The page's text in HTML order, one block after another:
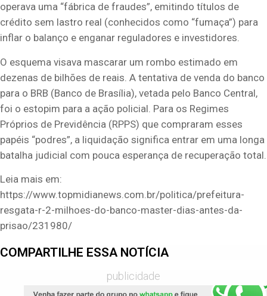
operava uma “fábrica de fraudes”, emitindo títulos de
crédito sem lastro real (conhecidos como “fumaça”) para
inflar o balanço e enganar reguladores e investidores.
O esquema visava mascarar um rombo estimado em
dezenas de bilhões de reais. A tentativa de venda do banco
para o BRB (Banco de Brasília), vetada pelo Banco Central,
foi o estopim para a ação policial. Para os Regimes
Próprios de Previdência (RPPS) que compraram esses
papéis “podres”, a liquidação significa entrar em uma longa
batalha judicial com pouca esperança de recuperação total.
Leia mais em:
https://www.topmidianews.com.br/politica/prefeitura-
resgata-r-2-milhoes-do-banco-master-dias-antes-da-
prisao/231980/
COMPARTILHE ESSA NOTÍCIA
publicidade